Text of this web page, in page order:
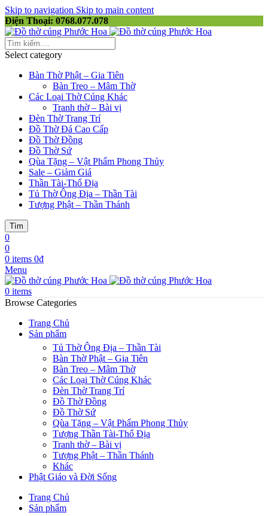
Skip to navigation Skip to main content
Điện Thoại: 0768.077.078
Select category
Bàn Thờ Phật – Gia Tiên
Bàn Treo – Mâm Thờ
Các Loại Thờ Cúng Khác
Tranh thờ – Bài vị
Đèn Thờ Trang Trí
Đồ Thờ Đá Cao Cấp
Đồ Thờ Đồng
Đồ Thờ Sứ
Qùa Tặng – Vật Phẩm Phong Thủy
Sale – Giảm Giá
Thần Tài-Thổ Địa
Tủ Thờ Ông Địa – Thần Tài
Tượng Phật – Thần Thánh
Tìm
0
0
0 items 0₫
Menu
0 items
Browse Categories
Trang Chủ
Sản phẩm
Tủ Thờ Ông Địa – Thần Tài
Bàn Thờ Phật – Gia Tiên
Bàn Treo – Mâm Thờ
Các Loại Thờ Cúng Khác
Đèn Thờ Trang Trí
Đồ Thờ Đồng
Đồ Thờ Sứ
Qùa Tặng – Vật Phẩm Phong Thủy
Tượng Thần Tài-Thổ Địa
Tranh thờ – Bài vị
Tượng Phật – Thần Thánh
Khác
Phật Giáo và Đời Sống
Trang Chủ
Sản phẩm